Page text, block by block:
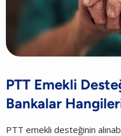
PTT Emekli
Bankalar
PTT emekli desteğinin